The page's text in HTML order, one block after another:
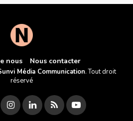
nous Nous contacter
Média Communication. Tout droit
réservé